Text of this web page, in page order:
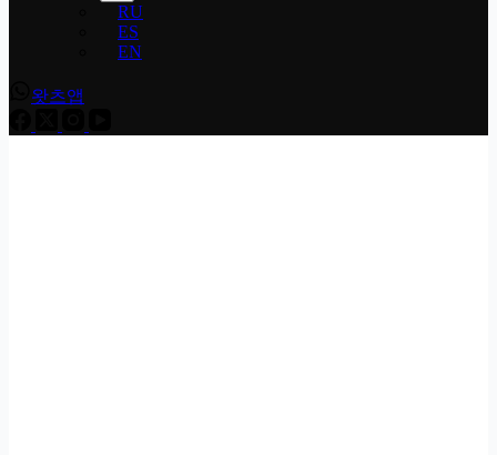
RU
ES
EN
왓츠앱